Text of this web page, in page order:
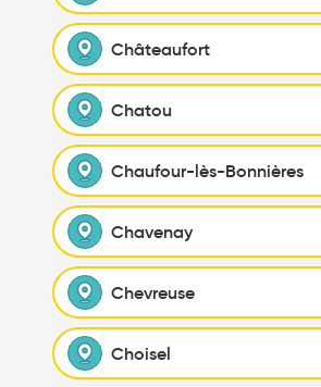
Châteaufort
Chatou
Chaufour-lès-Bonnières
Chavenay
Chevreuse
Choisel